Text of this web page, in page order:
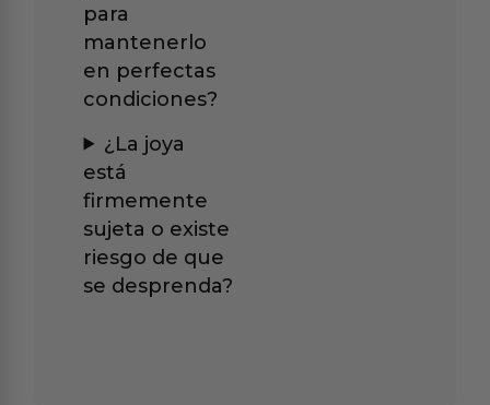
para
mantenerlo
en perfectas
condiciones?
¿La joya
está
firmemente
sujeta o existe
riesgo de que
se desprenda?